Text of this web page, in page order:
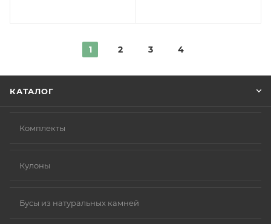
1 2 3 4
КАТАЛОГ
Комплекты
Кулоны
Бусы из натуральных камней